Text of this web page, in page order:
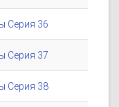
Серия 36
Серия 37
Серия 38